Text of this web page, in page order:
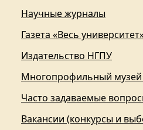
Научные журналы
Газета «Весь
Издательство НГПУ
Многопрофильный
Часто задаваемые
Вакансии (конкурсы и